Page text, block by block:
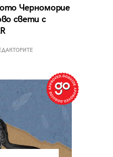
Черноморие
свети с